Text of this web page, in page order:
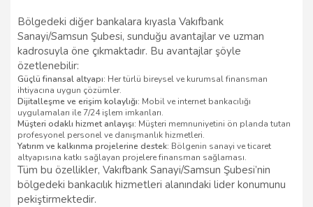
Bölgedeki diğer bankalara kıyasla Vakıfbank
Sanayi/Samsun Şubesi, sunduğu avantajlar ve uzman
kadrosuyla öne çıkmaktadır. Bu avantajlar şöyle
özetlenebilir:
Güçlü finansal altyapı: Her türlü bireysel ve kurumsal finansman
ihtiyacına uygun çözümler.
Dijitalleşme ve erişim kolaylığı: Mobil ve internet bankacılığı
uygulamaları ile 7/24 işlem imkanları.
Müşteri odaklı hizmet anlayışı: Müşteri memnuniyetini ön planda tutan
profesyonel personel ve danışmanlık hizmetleri.
Yatırım ve kalkınma projelerine destek: Bölgenin sanayi ve ticaret
altyapısına katkı sağlayan projelere finansman sağlaması.
Tüm bu özellikler, Vakıfbank Sanayi/Samsun Şubesi’nin
bölgedeki bankacılık hizmetleri alanındaki lider konumunu
pekiştirmektedir.